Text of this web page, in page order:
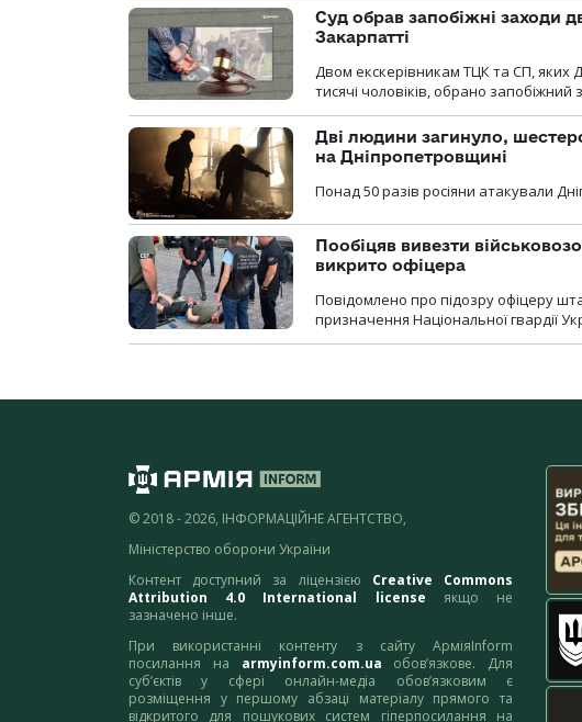
Суд обрав запобіжні заходи
Закарпатті
Двом екскерівникам ТЦК та СП, яких
тисячі чоловіків, обрано запобіжний
Дві людини загинуло,
на Дніпропетровщині
Понад 50 разів росіяни атакували
Пообіцяв вивезти
викрито офіцера
Повідомлено про підозру офіцеру
призначення Національної гвардії
© 2018 - 2026, ІНФОРМАЦІЙНЕ АГЕНТСТВО,
Міністерство оборони України
Контент доступний за ліцензією Creative Commons
Attribution 4.0 International license якщо не
зазначено інше.
При використанні контенту з сайту АрміяInform
посилання на armyinform.com.ua обов’язкове. Для
суб’єктів у сфері онлайн-медіа обов’язковим є
розміщення у першому абзаці матеріалу прямого та
відкритого для пошукових систем гіперпосилання на